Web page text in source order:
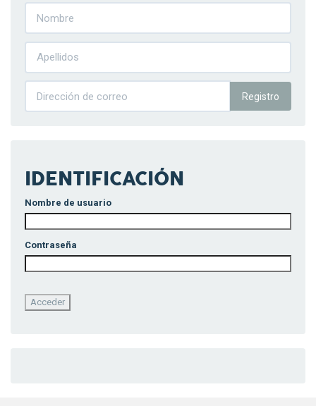
Registro
IDENTIFICACIÓN
Nombre de usuario
Contraseña